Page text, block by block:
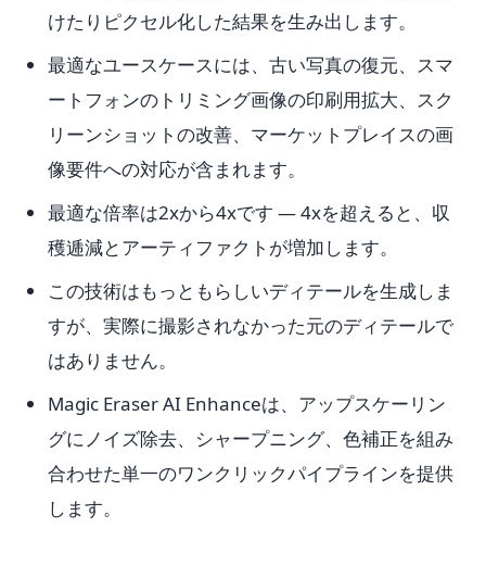
けたりピクセル化した結果を生み出します。
最適なユースケースには、古い写真の復元、スマ
ートフォンのトリミング画像の印刷用拡大、スク
リーンショットの改善、マーケットプレイスの画
像要件への対応が含まれます。
最適な倍率は2xから4xです — 4xを超えると、収
穫逓減とアーティファクトが増加します。
この技術はもっともらしいディテールを生成しま
すが、実際に撮影されなかった元のディテールで
はありません。
Magic Eraser AI Enhanceは、アップスケーリン
グにノイズ除去、シャープニング、色補正を組み
合わせた単一のワンクリックパイプラインを提供
します。